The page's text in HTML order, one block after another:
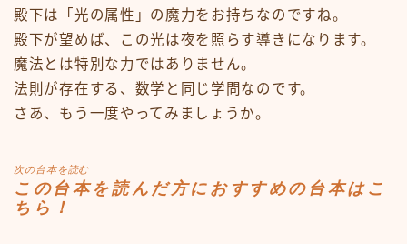
殿下は「光の属性」の魔力をお持ちなのですね。
殿下が望めば、この光は夜を照らす導きになります。
魔法とは特別な力ではありません。
法則が存在する、数学と同じ学問なのです。
さあ、もう一度やってみましょうか。
次の台本を読む
この台本を読んだ方におすすめの台本はこ
ちら！